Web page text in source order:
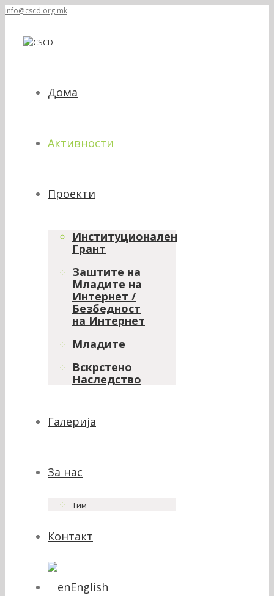
info@cscd.org.mk
Дома
Активности
Проекти
Институционален
Грант
Заштите на
Младите на
Интернет /
Безбедност
на Интернет
Младите
Вскрстено
Наследство
Галерија
За нас
Тим
Контакт
English